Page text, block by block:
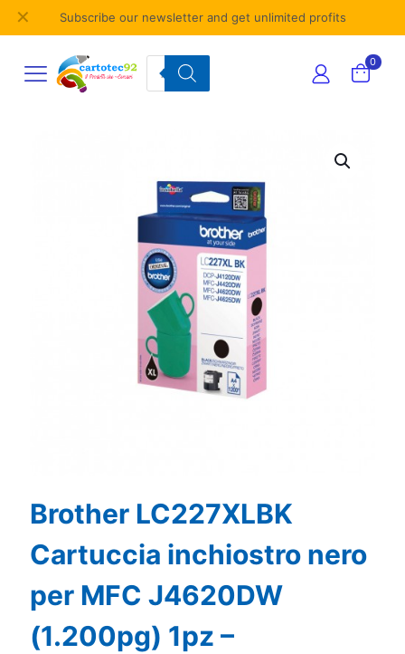
Subscribe our newsletter and get unlimited profits
✕
Products
search
0
Brother LC227XLBK
Cartuccia inchiostro nero
per MFC J4620DW
(1.200pg) 1pz –